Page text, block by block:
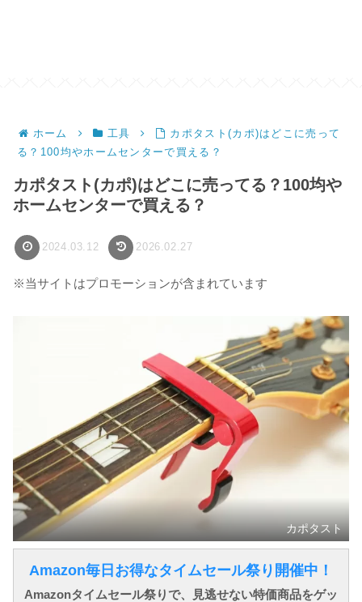
ホーム 工具
カポタスト(カポ)はどこに売って
る？100均やホームセンターで買える？
カポタスト(カポ)はどこに売ってる？100均や
ホームセンターで買える？
2024.03.12 2026.02.27
※当サイトはプロモーションが含まれています
カポタスト
Amazon毎日お得なタイムセール祭り開催中！
Amazonタイムセール祭りで、見逃せない特価商品をゲッ